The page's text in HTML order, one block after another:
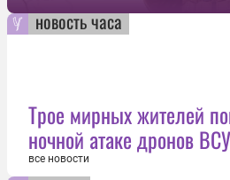
новость часа
Трое мирных жителей
ночной атаке дронов
все новости